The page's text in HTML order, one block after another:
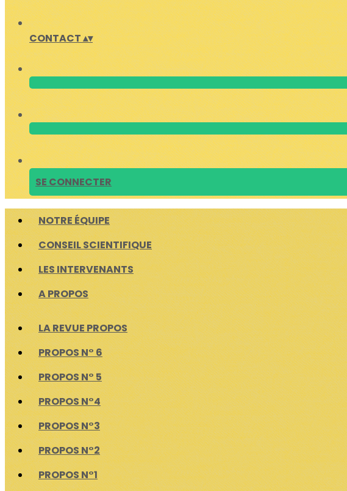
CONTACT▴▾
SE CONNECTER
NOTRE ÉQUIPE
CONSEIL SCIENTIFIQUE
LES INTERVENANTS
A PROPOS
LA REVUE PROPOS
PROPOS N° 6
PROPOS N° 5
PROPOS N°4
PROPOS N°3
PROPOS N°2
PROPOS N°1